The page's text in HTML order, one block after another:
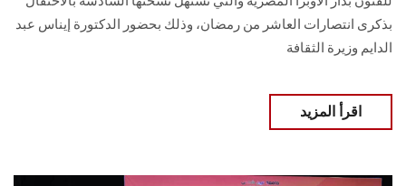
بذكرى انتصارات العاشر من رمضان، وذلك بحضور الدكتورة إيناس عبد
الدايم وزيرة الثقافة
اقرأ المزيد